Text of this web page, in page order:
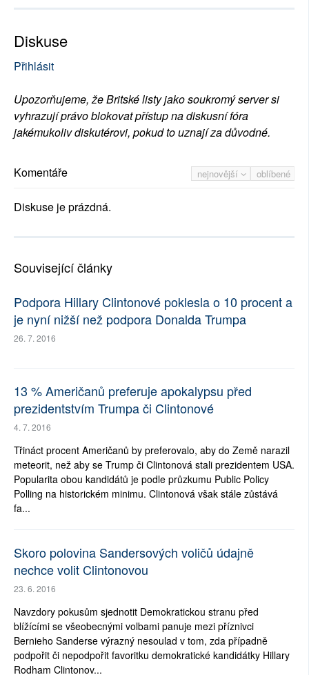
Diskuse
Přihlásit
Upozorňujeme, že Britské listy jako soukromý server si
vyhrazují právo blokovat přístup na diskusní fóra
jakémukoliv diskutérovi, pokud to uznají za důvodné.
nejnovější oblíbené
Komentáře
Diskuse je prázdná.
Související články
Podpora Hillary Clintonové poklesla o 10 procent a
je nyní nižší než podpora Donalda Trumpa
26. 7. 2016
13 % Američanů preferuje apokalypsu před
prezidentstvím Trumpa či Clintonové
4. 7. 2016
Třináct procent Američanů by preferovalo, aby do Země narazil
meteorit, než aby se Trump či Clintonová stali prezidentem USA.
Popularita obou kandidátů je podle průzkumu Public Policy
Polling na historickém minimu. Clintonová však stále zůstává
fa...
Skoro polovina Sandersových voličů údajně
nechce volit Clintonovou
23. 6. 2016
Navzdory pokusům sjednotit Demokratickou stranu před
blížícími se všeobecnými volbami panuje mezi příznivci
Bernieho Sanderse výrazný nesoulad v tom, zda případně
podpořit či nepodpořit favoritku demokratické kandidátky Hillary
Rodham Clintonov...